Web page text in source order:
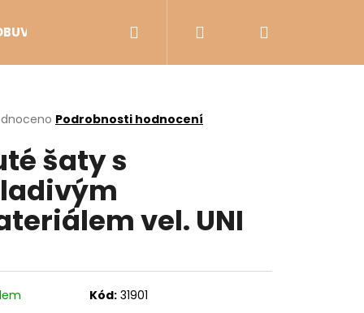
VÝPRODEJ Přihlášení
Podrobnosti hodnocení
šaty s
vel. UNI
Kód: 31901